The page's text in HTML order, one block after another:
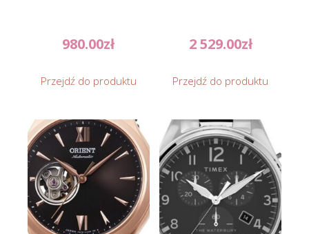
980.00zł
Przejdź do produktu
2 529.00zł
Przejdź do produktu